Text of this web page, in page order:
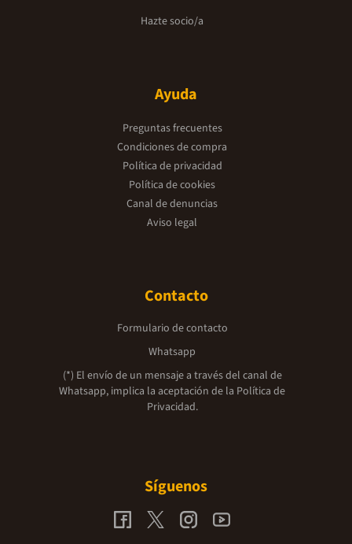
Hazte socio/a
Ayuda
Preguntas frecuentes
Condiciones de compra
Política de privacidad
Política de cookies
Canal de denuncias
Aviso legal
Contacto
Formulario de contacto
Whatsapp
(*) El envío de un mensaje a través del canal de
Whatsapp, implica la aceptación de la Política de
Privacidad.
Síguenos